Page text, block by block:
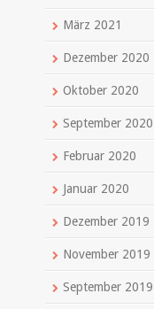
März 2021
Dezember 2020
Oktober 2020
September 2020
Februar 2020
Januar 2020
Dezember 2019
November 2019
September 2019